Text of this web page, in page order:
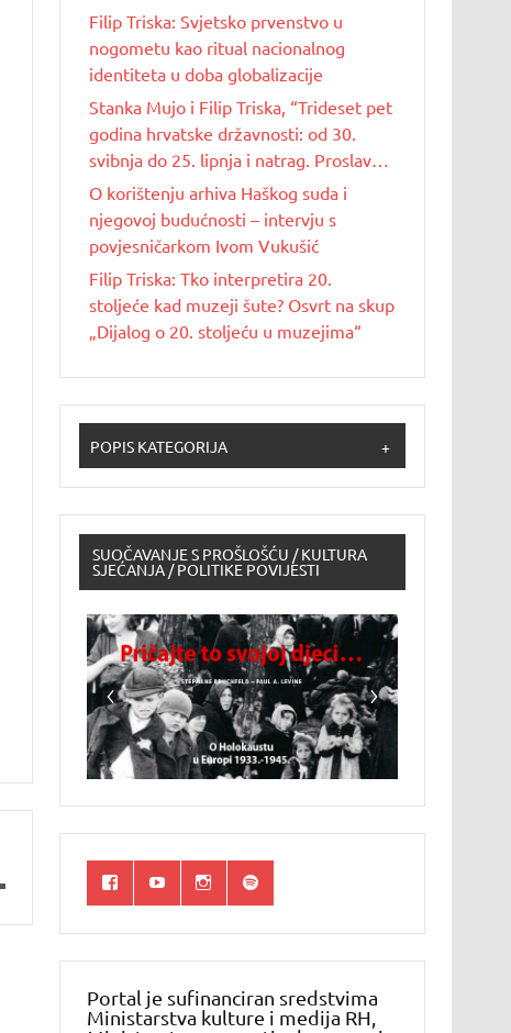
povijesti 20. stoljeća“
Filip Triska: Svjetsko prvenstvo u
nogometu kao ritual nacionalnog
identiteta u doba globalizacije
Stanka Mujo i Filip Triska, “Trideset pet
godina hrvatske državnosti: od 30.
svibnja do 25. lipnja i natrag. Proslave
Dana državnosti u Republici Hrvatskoj
od 1990. do 2025. godine”
O korištenju arhiva Haškog suda i
njegovoj budućnosti – intervju s
povjesničarkom Ivom Vukušić
Filip Triska: Tko interpretira 20.
stoljeće kad muzeji šute? Osvrt na skup
„Dijalog o 20. stoljeću u muzejima“
POPIS KATEGORIJA +
SUOČAVANJE S PROŠLOŠĆU / KULTURA
SJEĆANJA / POLITIKE POVIJESTI
Portal je sufinanciran sredstvima
Ministarstva kulture i medija RH,